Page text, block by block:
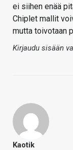
ei siihen enää
Chiplet mallit
mutta toivotaan
Kirjaudu sisään
Kaotik